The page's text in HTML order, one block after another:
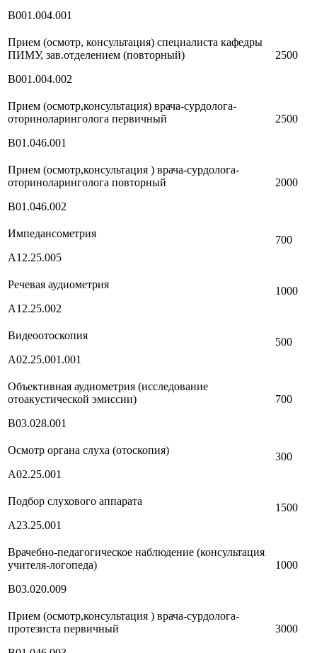
В001.004.001
Прием (осмотр, консультация) специалиста кафедры
ПИМУ, зав.отделением (повторный)
В001.004.002
2500
Прием (осмотр,консультация) врача-сурдолога-
оториноларинголога первичный
В01.046.001
2500
Прием (осмотр,консультация ) врача-сурдолога-
оториноларинголога повторный
В01.046.002
2000
Импедансометрия
А12.25.005
700
Речевая аудиометрия
А12.25.002
1000
Видеоотоскопия
А02.25.001.001
500
Объективная аудиометрия (исследование
отоакустической эмиссии)
В03.028.001
700
Осмотр органа слуха (отоскопия)
А02.25.001
300
Подбор слухового аппарата
А23.25.001
1500
Врачебно-педагогическое наблюдение (консультация
учителя-логопеда)
В03.020.009
1000
Прием (осмотр,консультация ) врача-сурдолога-
протезиста первичный
3000